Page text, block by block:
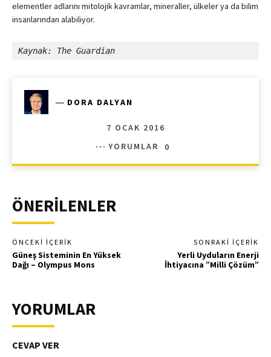
elementler adlarını mitolojik kavramlar, mineraller, ülkeler ya da bilim
insanlarından alabiliyor.
Kaynak: The Guardian
― DORA DALYAN
7 OCAK 2016
YORUMLAR
0
ÖNERİLENLER
ÖNCEKI İÇERIK
Güneş Sisteminin En Yüksek
Dağı – Olympus Mons
SONRAKI İÇERIK
Yerli Uyduların Enerji
İhtiyacına ”Milli Çözüm”
YORUMLAR
CEVAP VER